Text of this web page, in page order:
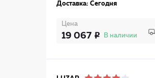
Доставка: Сегодня
Цена
19 067 В наличии